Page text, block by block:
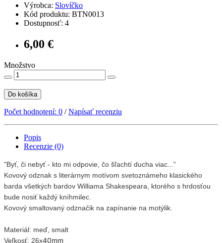
Výrobca: Slovíčko
Kód produktu: BTN0013
Dostupnosť: 4
6,00 €
Množstvo
Do košíka
Počet hodnotení: 0 /Napísať recenziu
Popis
Recenzie (0)
"Byť, či nebyť - kto mi odpovie, čo šľachtí ducha viac...”
Kovový odznak s literárnym motívom svetoznámeho klasického
barda všetkých bardov Williama Shakespeara, ktorého s hrdosťou
bude nosiť každý kníhmilec.
Kovový smaltovaný odznačik na zapínanie na motýlik.
Materiál: meď, smalt
Veľkosť: 26x40mm